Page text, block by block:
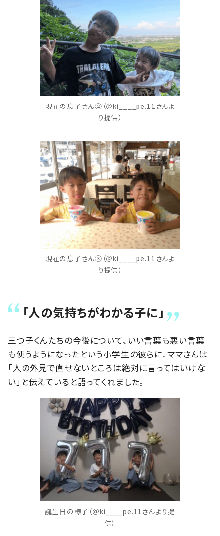
現在の息子さん②（＠ki____pe.11さんよ
り提供）
現在の息子さん③（＠ki____pe.11さんよ
り提供）
「人の気持ちがわかる子に」
三つ子くんたちの今後について、いい言葉も悪い言葉
も使うようになったという小学生の彼らに、ママさんは
「人の外見で直せないところは絶対に言ってはいけな
い」と伝えていると語ってくれました。
誕生日の様子（＠ki____pe.11さんより提
供）